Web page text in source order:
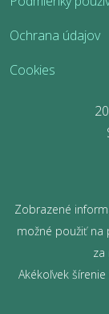
Ochrana údajov
Cookies
Zobrazené
možné použiť na
za
Akékoľvek